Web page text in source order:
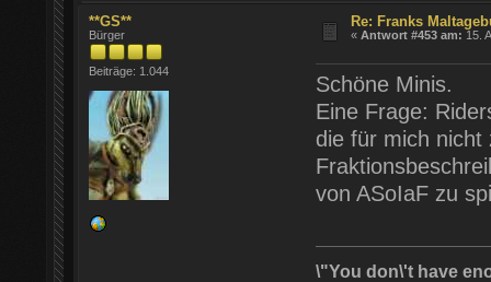
**GS**
Bürger
Beiträge: 1.044
Re: Franks
«Antwort #453 am: 15.
Schöne Minis.
Eine Frage:
die für mich
von ASoIaF zu
\"You don\'t have